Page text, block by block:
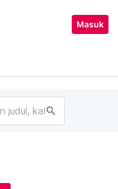
Masuk
search